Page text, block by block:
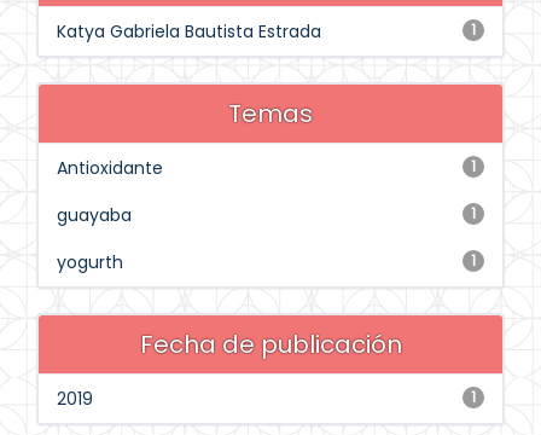
1
Katya Gabriela Bautista Estrada
Temas
1
Antioxidante
1
guayaba
1
yogurth
Fecha de publicación
1
2019